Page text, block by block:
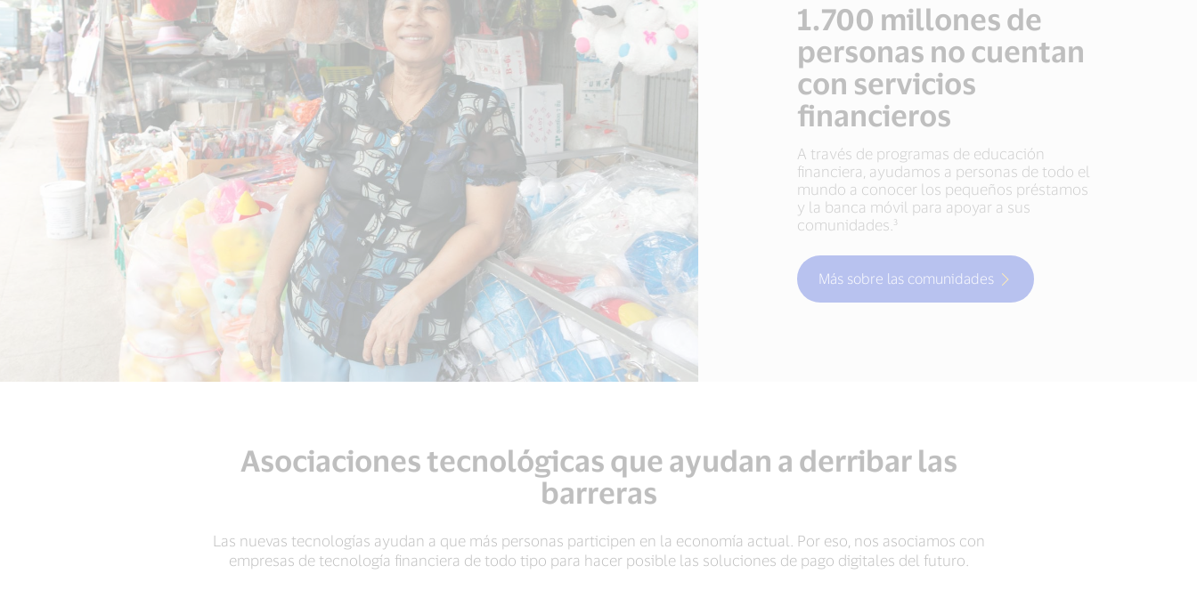
1.700 millones de
personas no cuentan
con servicios
financieros
A través de programas de educación
financiera, ayudamos a personas de todo el
mundo a conocer los pequeños préstamos
y la banca móvil para apoyar a sus
comunidades.³
Más sobre las comunidades
Asociaciones tecnológicas que ayudan a derribar las
barreras
Las nuevas tecnologías ayudan a que más personas participen en la economía actual. Por eso, nos asociamos con
empresas de tecnología financiera de todo tipo para hacer posible las soluciones de pago digitales del futuro.